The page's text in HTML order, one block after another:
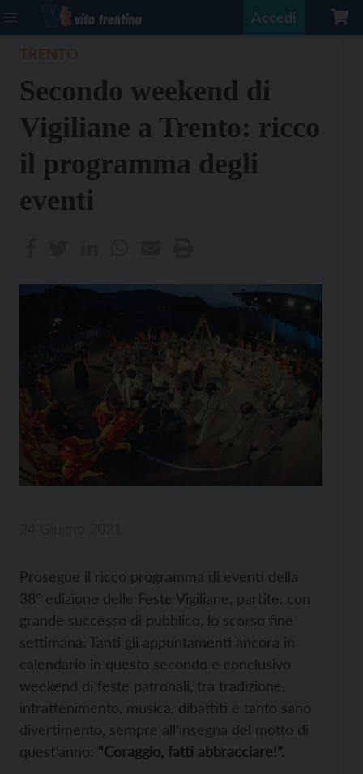
Accedi
Secondo weekend di
Vigiliane a Trento: ricco
il programma degli
eventi
Prosegue il ricco programma di eventi della
38° edizione delle Feste Vigiliane, partite, con
grande successo di pubblico, lo scorso fine
settimana. Tanti gli appuntamenti ancora in
calendario in questo secondo e conclusivo
weekend di feste patronali, tra tradizione,
intrattenimento, musica, dibattiti e tanto sano
divertimento, sempre all’insegna del motto di
quest’anno: “Coraggio, fatti abbracciare!”.